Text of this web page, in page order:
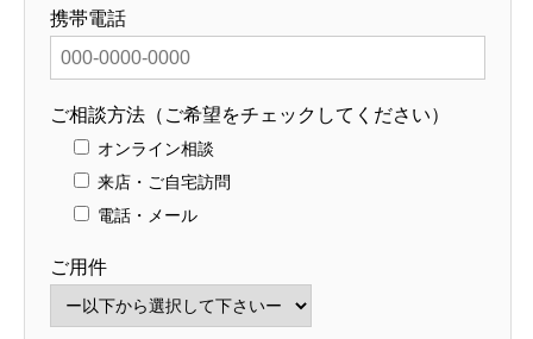
携帯電話
ご相談方法（ご希望をチェックしてください）
オンライン相談
来店・ご自宅訪問
電話・メール
ご用件